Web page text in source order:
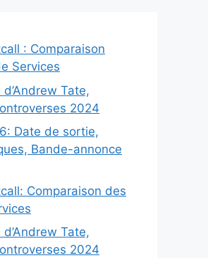
: Comparaison
Services
Tate,
2024
Date de sortie,
Bande-annonce
Comparaison des
Tate,
2024